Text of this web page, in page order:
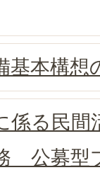
基本構想
係る民間
公募型